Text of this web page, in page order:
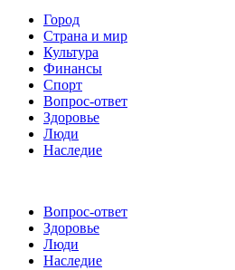
Город
Страна и мир
Культура
Финансы
Спорт
Вопрос-ответ
Здоровье
Люди
Наследие
Вопрос-ответ
Здоровье
Люди
Наследие